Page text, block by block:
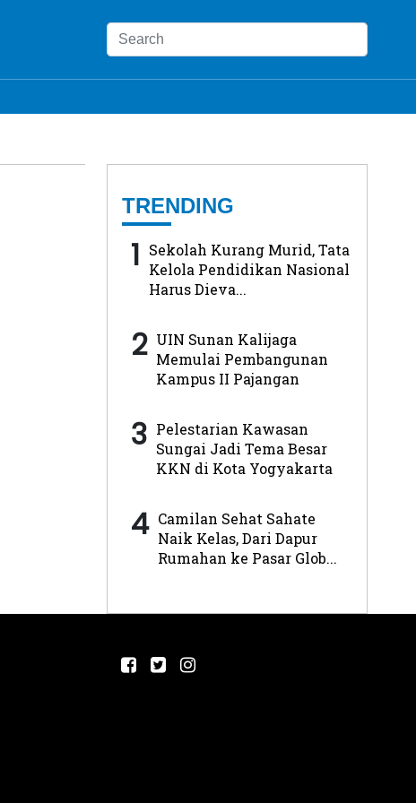
TRENDING
1 Sekolah Kurang Murid, Tata
Kelola Pendidikan Nasional
Harus Dieva...
2 UIN Sunan Kalijaga
Memulai Pembangunan
Kampus II Pajangan
3 Pelestarian Kawasan
Sungai Jadi Tema Besar
KKN di Kota Yogyakarta
4 Camilan Sehat Sahate
Naik Kelas, Dari Dapur
Rumahan ke Pasar Glob...